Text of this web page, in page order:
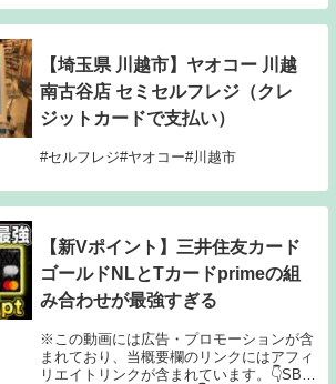
ラチナプリファード】【セゾンプラチナ・
ビジネス・アメックス・カード】■関連...
【埼玉県 川越市】ヤオコー 川越
南古谷店 セミセルフレジ（クレ
ジットカードで支払い）
#セルフレジ#ヤオコー#川越市
【新Vポイント】三井住友カード
ゴールドNLとTカードprimeの組
み合わせが最強すぎる
※この動画には広告・プロモーションが含
まれており、当概要欄のリンクにはアフィ
リエイトリンクが含まれています。👇SBI